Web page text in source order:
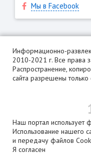
Мы в Facebook
Информационно-
2010-2021 г. Все права
Распространение,
сайта разрешены только
Наш портал использует
Использование нашего
и передачу файлов
Я согласен